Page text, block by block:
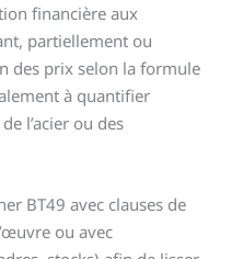
financière aux
partiellement ou
des prix selon la formule
à quantifier
l’acier ou des
BT49 avec clauses de
ou avec